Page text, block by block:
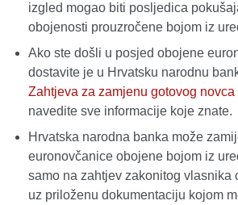
izgled mogao biti posljedica
obojenosti prouzročene bojom iz
Ako ste došli u posjed obojene
dostavite je u Hrvatsku narodnu
Zahtjeva za zamjenu gotovog novca
navedite sve informacije koje znate.
Hrvatska narodna banka može
euronovčanice obojene bojom iz
samo na zahtjev zakonitog vlasnika
uz priloženu dokumentaciju kojom